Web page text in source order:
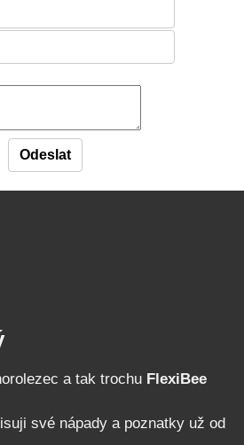
a tak trochu FlexiBee
své nápady a poznatky už od